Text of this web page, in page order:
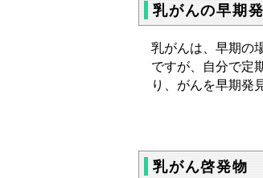
乳がんの早期
乳がんは、早期の
ですが、自分で定
り、がんを早期発
乳がん啓発物